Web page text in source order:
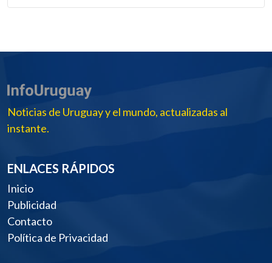
Noticias de Uruguay y el mundo, actualizadas al
instante.
ENLACES RÁPIDOS
Inicio
Publicidad
Contacto
Política de Privacidad